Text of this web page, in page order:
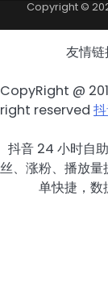
Copyright ©
友情链
CopyRight @
right reserved
抖音 24 小时自
丝、涨粉、播放
单快捷，数